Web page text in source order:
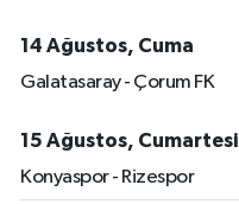
14 Ağustos, Cuma
Galatasaray - Çorum FK
15 Ağustos, Cumartesi
Konyaspor - Rizespor